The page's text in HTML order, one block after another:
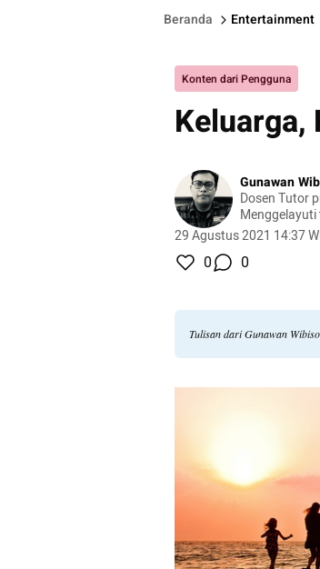
Beranda Entertainment
Konten dari Pengguna
Keluarga,
Gunawan
Dosen Tutor
film, musik,
29 Agustus 2021 14:37
0 0
Tulisan dari Gunawan